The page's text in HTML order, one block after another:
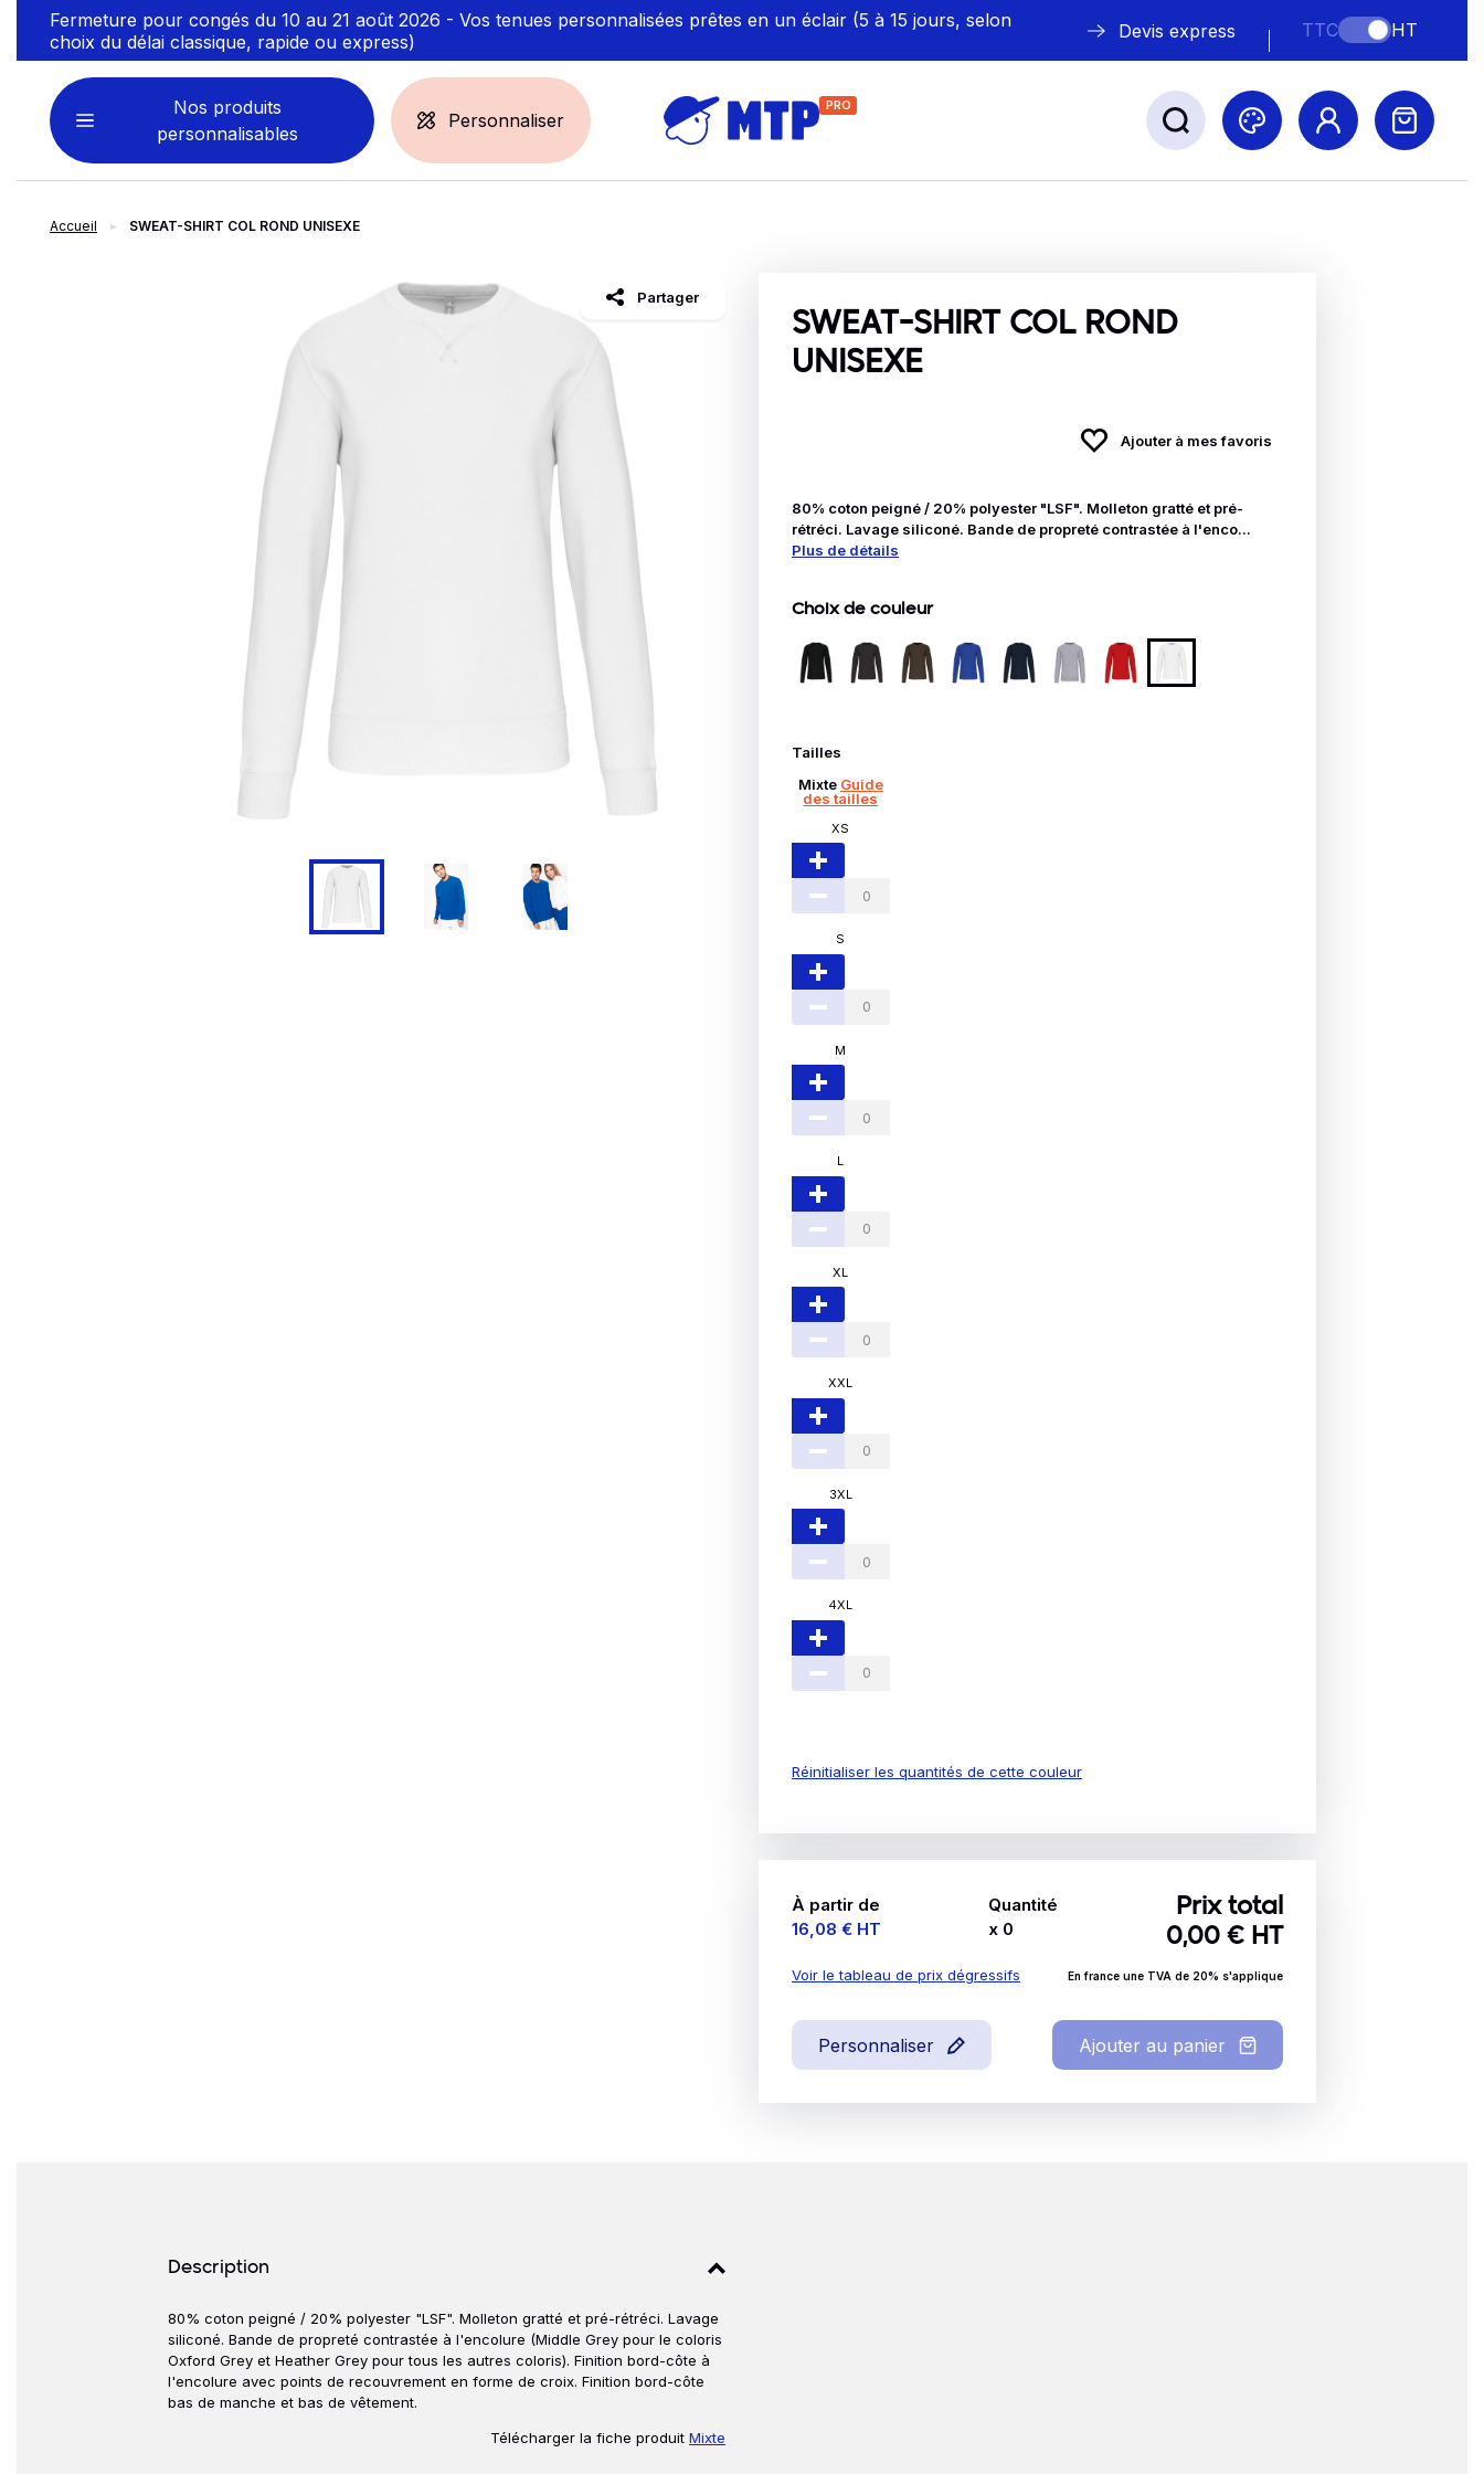
Fermeture pour congés du 10 au 21 août 2026 - Vos tenues personnalisées prêtes en un éclair (5 à 15 jours, selon
choix du délai classique, rapide ou express)
Devis express TTC HT
PRO
Nos produits
personnalisables
VÊTEMENTS
ACCESSOIRES
Sac et pochette
Linge bain
Cravate
Blouse, Tunique et Chasuble
Tablier
Chaussures de sécurité
Echarpe et Tour de Cou
Santé - Bien-être
Sécurité - haute visibilité
Artisan / BTP / Industrie
Corporate
Idées Cadeaux
Made in Europe
Fabriqué en France
Nos marques
Personnaliser
Accueil SWEAT-SHIRT COL ROND UNISEXE
SWEAT-SHIRT COL ROND
UNISEXE
Ajouter à mes favoris
80% coton peigné / 20% polyester "LSF". Molleton gratté et pré-
rétréci. Lavage siliconé. Bande de propreté contrastée à l'enco...
Plus de détails
Choix de couleur
Tailles
Mixte Guide
des tailles
XS
S
M
L
XL
XXL
3XL
4XL
Réinitialiser les quantités de cette couleur
À partir de
Prix
16,08 € HT
Quantité
x 0
Prix total
0,00€ HT
Voir le tableau de prix dégressifs En france une TVA de 20% s'applique
Personnaliser Ajouter au panier
Partager
Détails produits
Description
Description
80% coton peigné / 20% polyester "LSF". Molleton gratté et pré-rétréci. Lavage
siliconé. Bande de propreté contrastée à l'encolure (Middle Grey pour le coloris
Oxford Grey et Heather Grey pour tous les autres coloris). Finition bord-côte à
l'encolure avec points de recouvrement en forme de croix. Finition bord-côte
bas de manche et bas de vêtement.
Télécharger la fiche produit Mixte